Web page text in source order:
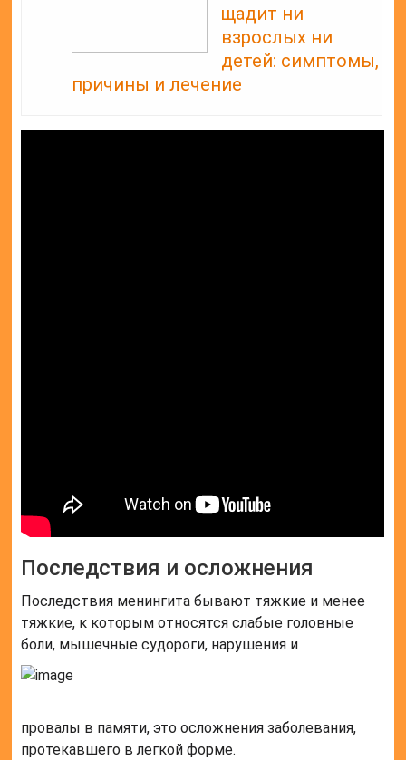
щадит ни
взрослых ни
детей: симптомы,
причины и лечение
Последствия и осложнения
Последствия менингита бывают тяжкие и менее
тяжкие, к которым относятся слабые головные
боли, мышечные судороги, нарушения и
провалы в памяти, это осложнения заболевания,
протекавшего в легкой форме.